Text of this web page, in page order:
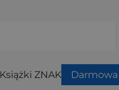
Książki ZNAK